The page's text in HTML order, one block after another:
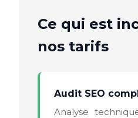
Ce qui est
nos tarifs
Audit SEO
Analyse